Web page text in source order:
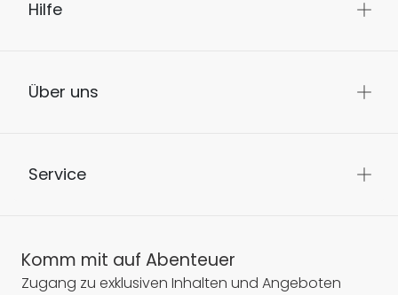
Hilfe
Über uns
Service
Komm mit auf Abenteuer
Zugang zu exklusiven Inhalten und Angeboten